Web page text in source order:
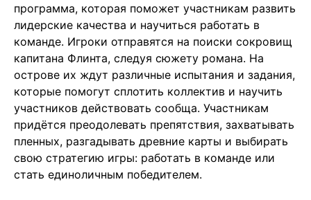
программа, которая поможет участникам развить
лидерские качества и научиться работать в
команде. Игроки отправятся на поиски сокровищ
капитана Флинта, следуя сюжету романа. На
острове их ждут различные испытания и задания,
которые помогут сплотить коллектив и научить
участников действовать сообща. Участникам
придётся преодолевать препятствия, захватывать
пленных, разгадывать древние карты и выбирать
свою стратегию игры: работать в команде или
стать единоличным победителем.